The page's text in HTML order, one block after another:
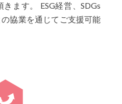
ます。 ESG経営、SDGs
協業を通じてご支援可能